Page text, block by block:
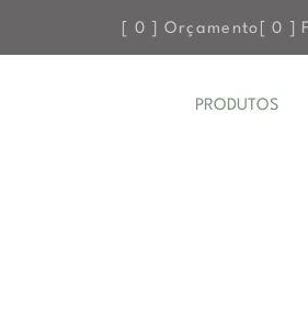
0 ] Orçamento [0 ]
PRODUTOS